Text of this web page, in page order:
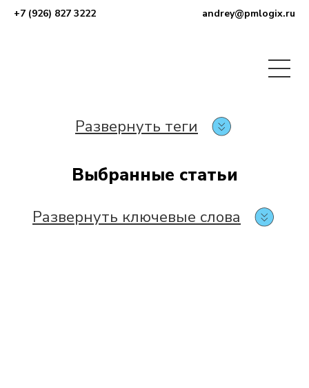
+7 (926) 827 3222 andrey@pmlogix.ru
Развернуть теги
Выбранные статьи
Развернуть ключевые слова